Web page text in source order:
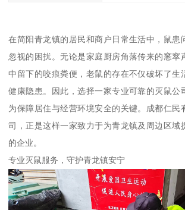
在简阳青龙镇的居民和商户日常生活中，鼠患
忽视的困扰。无论是家庭厨房角落传来的窸窣
中留下的咬痕粪便，老鼠的存在不仅破坏了生
健康隐患。因此，选择一家专业可靠的灭鼠公
为保障居住与经营环境安全的关键。成都仁民
司，正是这样一家致力于为青龙镇及周边区域
的企业。
专业灭鼠服务，守护青龙镇安宁